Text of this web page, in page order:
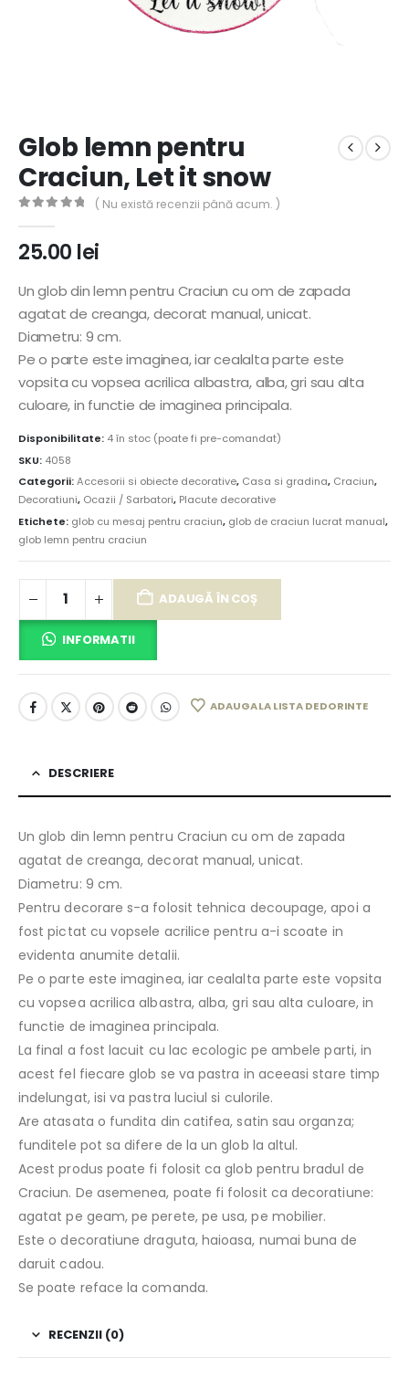
Glob lemn pentru
Craciun, Let it snow
( Nu există recenzii până acum. )
25.00 lei
Un glob din lemn pentru Craciun cu om de zapada
agatat de creanga, decorat manual, unicat.
Diametru: 9 cm.
Pe o parte este imaginea, iar cealalta parte este
vopsita cu vopsea acrilica albastra, alba, gri sau alta
culoare, in functie de imaginea principala.
Disponibilitate: 4 în stoc (poate fi pre-comandat)
SKU: 4058
Categorii:Accesorii si obiecte decorative, Casa si gradina, Craciun,
Decoratiuni, Ocazii / Sarbatori, Placute decorative
Etichete: glob cu mesaj pentru craciun, glob de craciun lucrat manual,
glob lemn pentru craciun
ADAUGĂ ÎN COȘ
INFORMATII
ADAUGA LA LISTA DE DORINTE
DESCRIERE
Un glob din lemn pentru Craciun cu om de zapada
agatat de creanga, decorat manual, unicat.
Diametru: 9 cm.
Pentru decorare s-a folosit tehnica decoupage, apoi a
fost pictat cu vopsele acrilice pentru a-i scoate in
evidenta anumite detalii.
Pe o parte este imaginea, iar cealalta parte este vopsita
cu vopsea acrilica albastra, alba, gri sau alta culoare, in
functie de imaginea principala.
La final a fost lacuit cu lac ecologic pe ambele parti, in
acest fel fiecare glob se va pastra in aceeasi stare timp
indelungat, isi va pastra luciul si culorile.
Are atasata o fundita din catifea, satin sau organza;
funditele pot sa difere de la un glob la altul.
Acest produs poate fi folosit ca glob pentru bradul de
Craciun. De asemenea, poate fi folosit ca decoratiune:
agatat pe geam, pe perete, pe usa, pe mobilier.
Este o decoratiune draguta, haioasa, numai buna de
daruit cadou.
Se poate reface la comanda.
RECENZII (0)